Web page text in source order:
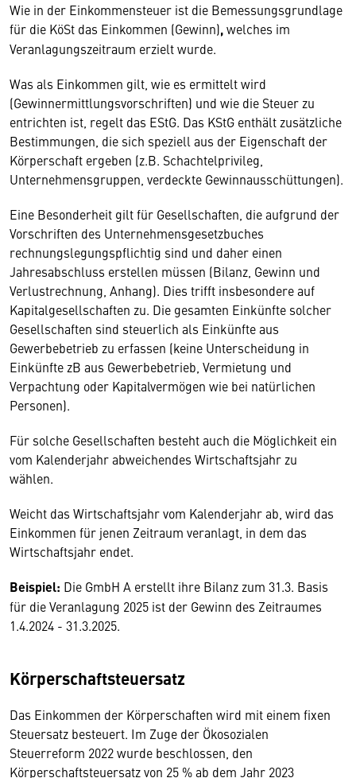
Wie in der Einkommensteuer ist die Bemessungsgrundlage
für die KöSt das Einkommen (Gewinn),welches im
Veranlagungszeitraum erzielt wurde.
Was als Einkommen gilt, wie es ermittelt wird
(Gewinnermittlungsvorschriften) und wie die Steuer zu
entrichten ist, regelt das EStG. Das KStG enthält zusätzliche
Bestimmungen, die sich speziell aus der Eigenschaft der
Körperschaft ergeben (z.B. Schachtelprivileg,
Unternehmensgruppen, verdeckte Gewinnausschüttungen).
Eine Besonderheit gilt für Gesellschaften, die aufgrund der
Vorschriften des Unternehmensgesetzbuches
rechnungslegungspflichtig sind und daher einen
Jahresabschluss erstellen müssen (Bilanz, Gewinn und
Verlustrechnung, Anhang). Dies trifft insbesondere auf
Kapitalgesellschaften zu. Die gesamten Einkünfte solcher
Gesellschaften sind steuerlich als Einkünfte aus
Gewerbebetrieb zu erfassen (keine Unterscheidung in
Einkünfte zB aus Gewerbebetrieb, Vermietung und
Verpachtung oder Kapitalvermögen wie bei natürlichen
Personen).
Für solche Gesellschaften besteht auch die Möglichkeit ein
vom Kalenderjahr abweichendes Wirtschaftsjahr zu
wählen.
Weicht das Wirtschaftsjahr vom Kalenderjahr ab, wird das
Einkommen für jenen Zeitraum veranlagt, in dem das
Wirtschaftsjahr endet.
Beispiel: Die GmbH A erstellt ihre Bilanz zum 31.3. Basis
für die Veranlagung 2025 ist der Gewinn des Zeitraumes
1.4.2024 - 31.3.2025.
Körperschaftsteuersatz
Das Einkommen der Körperschaften wird mit einem fixen
Steuersatz besteuert. Im Zuge der Ökosozialen
Steuerreform 2022 wurde beschlossen, den
Körperschaftsteuersatz von 25 % ab dem Jahr 2023